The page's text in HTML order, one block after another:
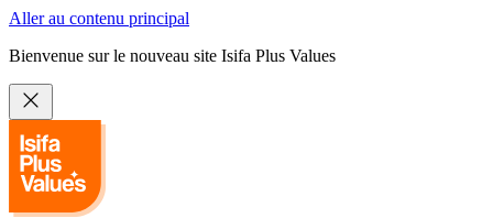
Aller au contenu principal
Bienvenue sur le nouveau site Isifa Plus Values